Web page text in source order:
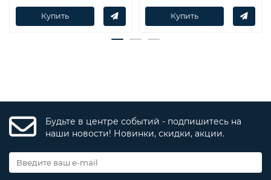
Купить Купить
Будьте в центре событий - подпишитесь на
наши новости! Новинки, скидки, акции.